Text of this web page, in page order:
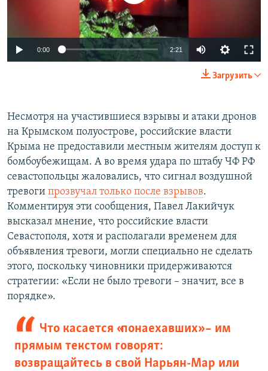
720p 1080p
0:00 2:21
240p
720p
1080p
Загрузить
Несмотря на участившиеся взрывы и атаки дронов
на Крымском полуострове, российские власти
Крыма не предоставили местным жителям доступ к
бомбоубежищам. А во время удара по штабу ЧФ РФ
севастопольцы жаловались, что сигнал воздушной
тревоги прозвучал только после взрывов.
Комментируя эти сообщения, Павел Лакийчук
высказал мнение, что российские власти
Севастополя, хотя и располагали временем для
объявления тревоги, могли специально не сделать
этого, поскольку чиновники придерживаются
стратегии: «Если не было тревоги – значит, все в
порядке».
Что касается «понаехавших» – им
прямым текстом говорят:
возвращайтесь в свой Нарьян-Мар или